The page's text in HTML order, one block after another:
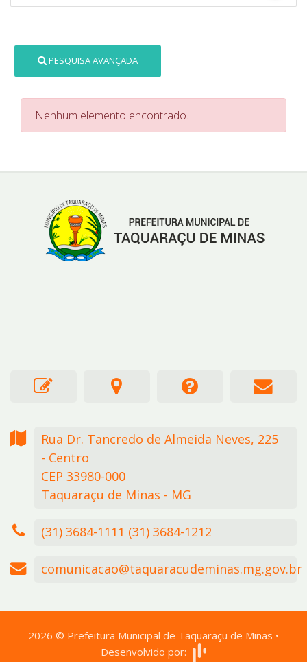
PESQUISA AVANÇADA
Nenhum elemento encontrado.
Rua Dr. Tancredo de Almeida Neves, 225
- Centro
CEP 33980-000
Taquaraçu de Minas - MG
(31) 3684-1111 (31) 3684-1212
comunicacao@taquaracudeminas.mg.gov.br
2026 © Prefeitura Municipal de Taquaraçu de Minas •
Desenvolvido por: